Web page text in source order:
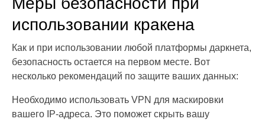
использовании кракена
Как и при использовании любой платформы даркнета,
безопасность остается на первом месте. Вот
несколько рекомендаций по защите ваших данных:
Необходимо использовать VPN для маскировки
вашего IP-адреса. Это поможет скрыть вашу